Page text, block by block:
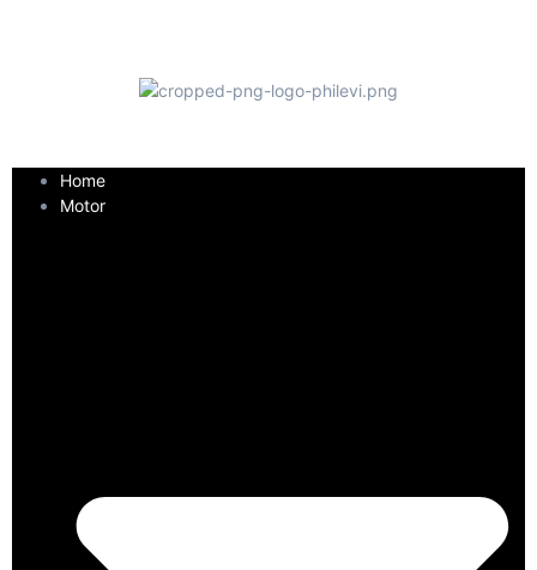
Home
Motor